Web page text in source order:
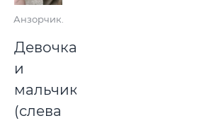
Анзорчик.
Девочка
и
мальчик
(слева